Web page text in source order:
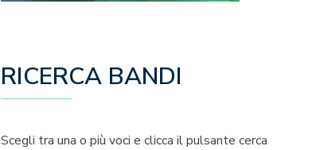
RICERCA BANDI
Scegli tra una o più voci e clicca il pulsante cerca